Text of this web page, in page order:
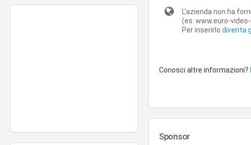
L'azienda non ha
(es. www.euro-
Per inserirlo diventa
Conosci altre informazioni?
Sponsor